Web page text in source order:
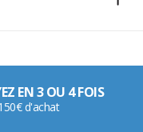
EN 3 OU 4 FOIS
d'achat